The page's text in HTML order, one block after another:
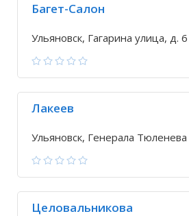
Багет-Салон
Ульяновск, Гагарина улица, д. 6
Лакеев
Ульяновск, Генерала Тюленева
Целовальникова